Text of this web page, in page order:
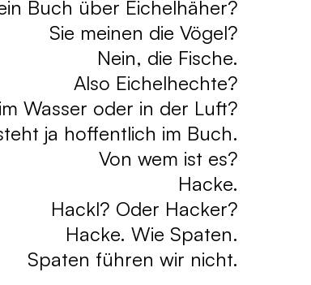
Buch über Eichelhäher?
Sie meinen die Vögel?
Nein, die Fische.
Also Eichelhechte?
Wasser oder in der Luft?
ja hoffentlich im Buch.
Von wem ist es?
Hacke.
Hackl? Oder Hacker?
Hacke. Wie Spaten.
Spaten führen wir nicht.